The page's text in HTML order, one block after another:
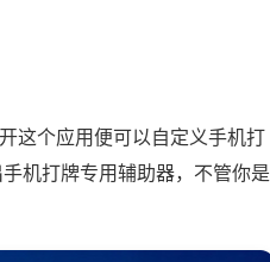
这个应用便可以自定义手机打
机打牌专用辅助器，不管你是